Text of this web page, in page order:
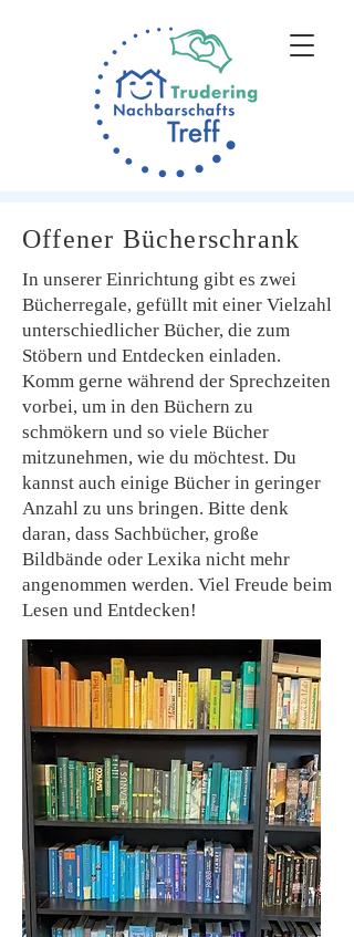
Offener Bücherschrank
In unserer Einrichtung gibt es zwei
Bücherregale, gefüllt mit einer Vielzahl
unterschiedlicher Bücher, die zum
Stöbern und Entdecken einladen.
Komm gerne während der Sprechzeiten
vorbei, um in den Büchern zu
schmökern und so viele Bücher
mitzunehmen, wie du möchtest. Du
kannst auch einige Bücher in geringer
Anzahl zu uns bringen. Bitte denk
daran, dass Sachbücher, große
Bildbände oder Lexika nicht mehr
angenommen werden. Viel Freude beim
Lesen und Entdecken!